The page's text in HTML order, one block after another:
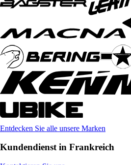
Entdecken Sie alle unsere Marken
Kundendienst in Frankreich